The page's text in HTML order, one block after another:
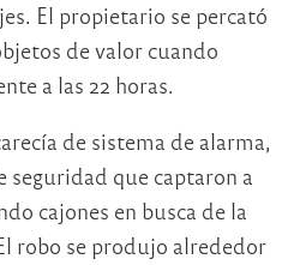
El propietario se percató
de valor cuando
a las 22 horas.
de sistema de alarma,
seguridad que captaron a
cajones en busca de la
robo se produjo alrededor